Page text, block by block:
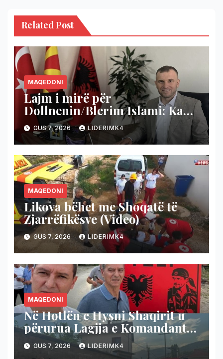
Related Post
MAQEDONI
Lajm i mirë për
Dollnenin/Blerim Islami: Ka
nisur projekti i shumëpritur
për rrugën Cërnilishtë–
Ropotovë
GUS 7, 2026 LIDERIMK4
MAQEDONI
Likova bëhet me Shoqatë të
Zjarrëfikësve (Video)
GUS 7, 2026 LIDERIMK4
MAQEDONI
Në Hotlën e Hysni Shaqirit u
përurua Lagjja e Komandant
Teli-t
GUS 7, 2026 LIDERIMK4